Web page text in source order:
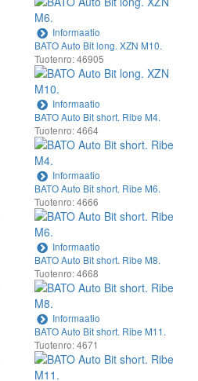
Informaatio
BATO Auto Bit long. XZN M10.
Tuotenro: 46905
Informaatio
BATO Auto Bit short. Ribe M4.
Tuotenro: 4664
Informaatio
BATO Auto Bit short. Ribe M6.
Tuotenro: 4666
Informaatio
BATO Auto Bit short. Ribe M8.
Tuotenro: 4668
Informaatio
BATO Auto Bit short. Ribe M11.
Tuotenro: 4671